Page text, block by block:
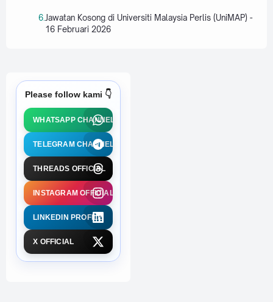
Jawatan Kosong di Universiti Malaysia Perlis (UniMAP) -
16 Februari 2026
Please follow kami 👇
WHATSAPP CHANNEL
TELEGRAM CHANNEL
THREADS OFFICIAL
INSTAGRAM OFFICIAL
LINKEDIN PROFILE
X OFFICIAL